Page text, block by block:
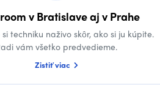
v Bratislave aj v Prahe
si techniku naživo skôr, ako si ju kúpite.
vám všetko predvedieme.
Zistiť viac